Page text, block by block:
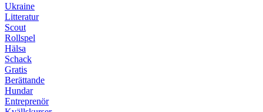
Ukraine
Litteratur
Scout
Rollspel
Hälsa
Schack
Gratis
Berättande
Hundar
Entreprenör